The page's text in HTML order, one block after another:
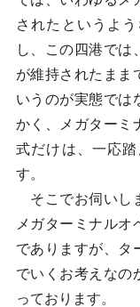
されたというよ
し、この四港では
が維持されたまま
いうのが実態では
かく、メガターミ
式だけは、一応
す。
そこでお伺いし
メガターミナルオ
でありますが、タ
でいくお考えなの
っております。